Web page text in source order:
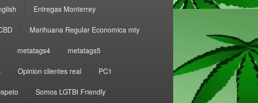
Entregas Monterrey
Marihuana Regular Economica mty
metatags4 metatags5
Opinion clientes real PC1
Somos LGTBI Friendly